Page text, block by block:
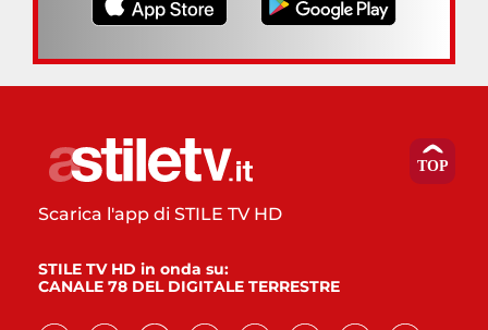
Scarica l'app di STILE TV HD
STILE TV HD in onda su:
CANALE 78 DEL DIGITALE TERRESTRE